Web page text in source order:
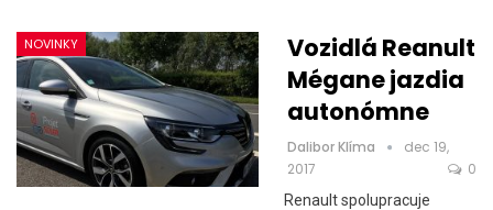
NOVINKY
Vozidlá Reanult
Mégane jazdia
autonómne
Dalibor Klíma
dec 19,
2017
0
Renault spolupracuje